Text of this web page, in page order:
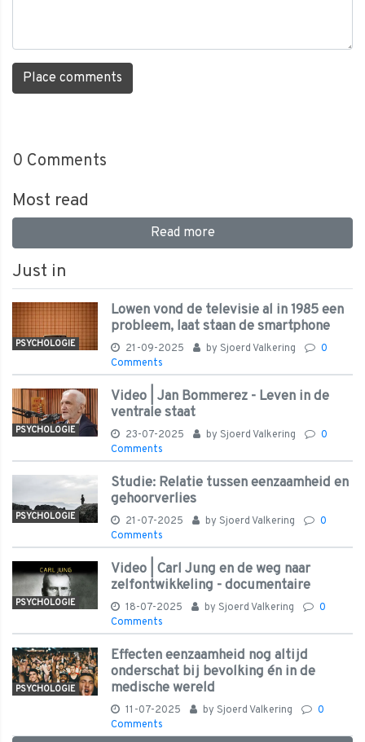
Place comments
0 Comments
Most read
Read more
Just in
PSYCHOLOGIE
Lowen vond de televisie al in 1985 een
probleem, laat staan de smartphone
21-09-2025 by Sjoerd Valkering
0
Comments
PSYCHOLOGIE
Video | Jan Bommerez - Leven in de
ventrale staat
23-07-2025 by Sjoerd Valkering
0
Comments
PSYCHOLOGIE
Studie: Relatie tussen eenzaamheid en
gehoorverlies
21-07-2025 by Sjoerd Valkering
0
Comments
PSYCHOLOGIE
Video | Carl Jung en de weg naar
zelfontwikkeling - documentaire
18-07-2025 by Sjoerd Valkering
0
Comments
PSYCHOLOGIE
Effecten eenzaamheid nog altijd
onderschat bij bevolking én in de
medische wereld
11-07-2025 by Sjoerd Valkering
0
Comments